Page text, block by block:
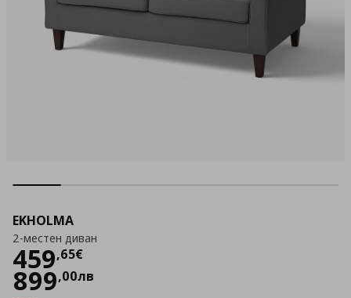
EKHOLMA
2-местен диван
459,65€
Цена
899,00лв